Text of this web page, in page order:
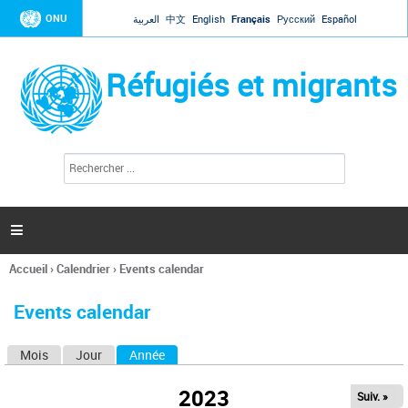
Jump to navigation
ONU العربية 中文 English Français Русский Español
Réfugiés et migrants
l
c
h
e

Vous
ici
Accueil›Calendrier› Events calendar
Events calendar
Mois Jour Année
2023 Suiv. »